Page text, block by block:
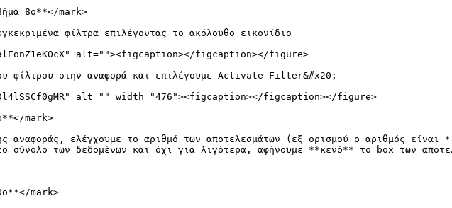
8ο**</mark>
φίλτρα επιλέγοντας το ακόλουθο εικονίδιο
alt=""><figcaption></figcaption></figure>
φίλτρου στην αναφορά και επιλέγουμε Activate Filter&#x20;
alt="" width="476"><figcaption></figcaption></figure>
mark>
αναφοράς, ελέγχουμε το αριθμό των αποτελεσμάτων (εξ ορισμού ο αριθμός
σύνολο των δεδομένων και όχι για λιγότερα, αφήνουμε **κενό** το box των
mark>